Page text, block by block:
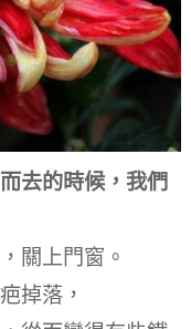
去的時候，我們
關上門窗。
掉落，